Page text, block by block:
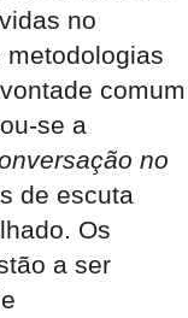
no
comum
se a
no
de escuta
Os
a ser